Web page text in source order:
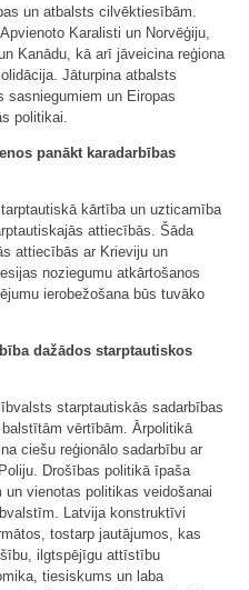
un atbalsts cilvēktiesībām.
Karalisti un Norvēģiju,
Kanādu, kā arī jāveicina reģiona
Jāturpina atbalsts
sasniegumiem un Eiropas
politikai.
panākt karadarbības
kārtība un uzticamība
attiecībās. Šāda
attiecībās ar Krieviju un
noziegumu atkārtošanos
ierobežošana būs tuvāko
dažādos starptautiskos
starptautiskās sadarbības
vērtībām. Ārpolitikā
ciešu reģionālo sadarbību ar
Drošības politikā īpaša
vienotas politikas veidošanai
Latvija konstruktīvi
tostarp jautājumos, kas
ilgtspējīgu attīstību
tiesiskums un laba